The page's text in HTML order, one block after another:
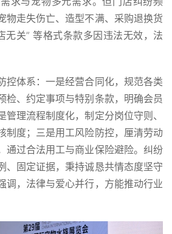
物走失伤亡、造型不满、采购退换货
无关” 等格式条款多因违法无效，法
控体系：一是经营合同化，规范各类
检、约定事项与特别条款，明确会员
管理流程制度化，制定分岗位守则、
制度；三是用工风险防控，厘清劳动
通过合法用工与商业保险避险。纠纷
、固定证据，秉持诚恳共情态度坚守
调，法律与爱心并行，方能推动行业